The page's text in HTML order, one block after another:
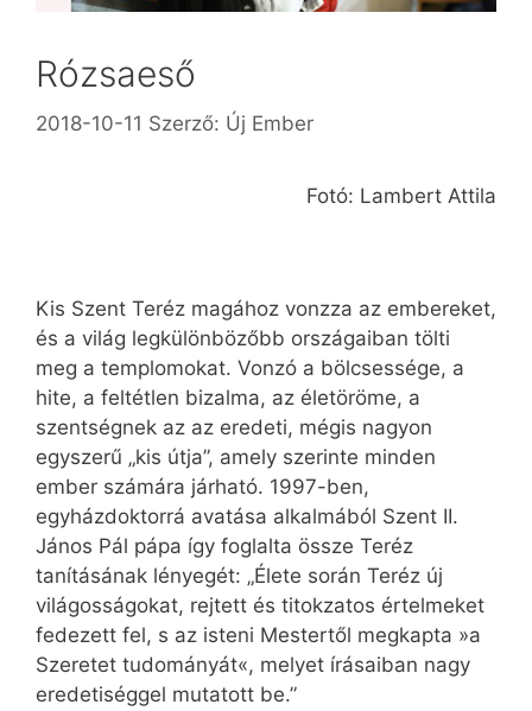
Rózsaeső
2018-10-11 Szerző: Új Ember
Fotó: Lambert Attila
Kis Szent Teréz magához vonzza az embereket,
és a világ legkülönbözőbb országaiban tölti
meg a templomokat. Vonzó a bölcsessége, a
hite, a feltétlen bizalma, az életöröme, a
szentségnek az az eredeti, mégis nagyon
egyszerű „kis útja”, amely szerinte minden
ember számára járható. 1997-ben,
egyházdoktorrá avatása alkalmából Szent II.
János Pál pápa így foglalta össze Teréz
tanításának lényegét: „Élete során Teréz új
világosságokat, rejtett és titokzatos értelmeket
fedezett fel, s az isteni Mestertől megkapta »a
Szeretet tudományát«, melyet írásaiban nagy
eredetiséggel mutatott be.”